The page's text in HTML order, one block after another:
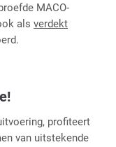
MACO-
als verdekt
profiteert
van uitstekende